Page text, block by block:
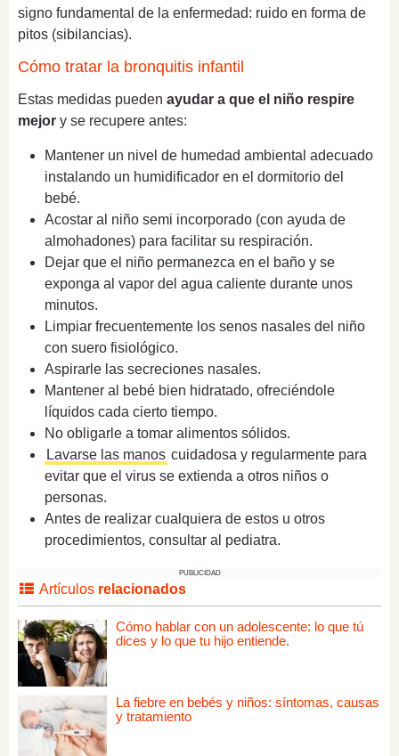
signo fundamental de la enfermedad: ruido en forma de
pitos (sibilancias).
Cómo tratar la bronquitis infantil
Estas medidas pueden ayudar a que el niño respire
mejor y se recupere antes:
Mantener un nivel de humedad ambiental adecuado
instalando un humidificador en el dormitorio del
bebé.
Acostar al niño semi incorporado (con ayuda de
almohadones) para facilitar su respiración.
Dejar que el niño permanezca en el baño y se
exponga al vapor del agua caliente durante unos
minutos.
Limpiar frecuentemente los senos nasales del niño
con suero fisiológico.
Aspirarle las secreciones nasales.
Mantener al bebé bien hidratado, ofreciéndole
líquidos cada cierto tiempo.
No obligarle a tomar alimentos sólidos.
Lavarse las manos cuidadosa y regularmente para
evitar que el virus se extienda a otros niños o
personas.
Antes de realizar cualquiera de estos u otros
procedimientos, consultar al pediatra.
PUBLICIDAD
Artículos relacionados
Cómo hablar con un adolescente: lo que tú
dices y lo que tu hijo entiende.
La fiebre en bebés y niños: síntomas, causas
y tratamiento